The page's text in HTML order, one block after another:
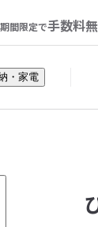
間限定で手数料
・家電